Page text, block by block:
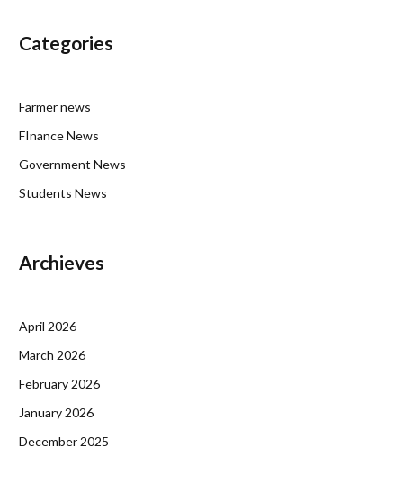
Categories
Farmer news
FInance News
Government News
Students News
Archieves
April 2026
March 2026
February 2026
January 2026
December 2025